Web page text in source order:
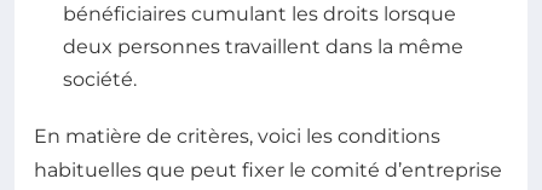
bénéficiaires cumulant les droits lorsque
deux personnes travaillent dans la même
société.
En matière de critères, voici les conditions
habituelles que peut fixer le comité d’entreprise